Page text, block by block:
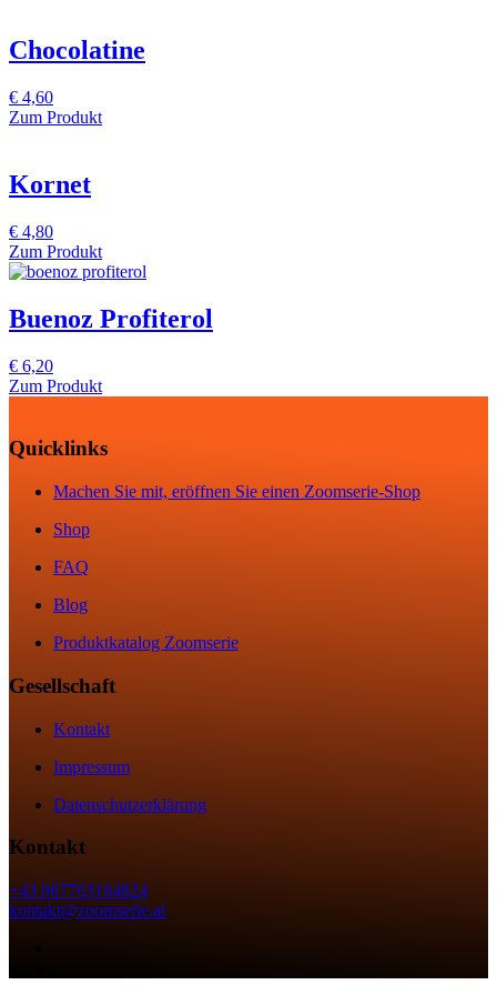
Chocolatine
€ 4,60
Zum Produkt
Kornet
€ 4,80
Zum Produkt
Buenoz Profiterol
€ 6,20
Zum Produkt
Quicklinks
Machen Sie mit, eröffnen Sie einen Zoomserie-Shop
Shop
FAQ
Blog
Produktkatalog Zoomserie
Gesellschaft
Kontakt
Impressum
Datenschutzerklärung
Kontakt
+43 067763164824
kontakt@zoomserie.at